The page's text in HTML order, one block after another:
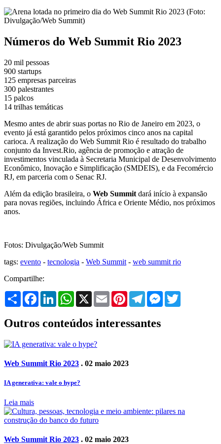
Números do Web Summit Rio 2023
20 mil pessoas
900 startups
125 empresas parceiras
300 palestrantes
15 palcos
14 trilhas temáticas
Mesmo antes de abrir suas portas no Rio de Janeiro em 2023, o
evento já está garantido pelos próximos cinco anos na capital
carioca. A realização do Web Summit Rio é resultado do trabalho
conjunto da Invest.Rio, agência de promoção e atração de
investimentos vinculada à Secretaria Municipal de Desenvolvimento
Econômico, Inovação e Simplificação (SMDEIS), e da Fecomércio
RJ, em parceria com o Senac RJ.
Além da edição brasileira, o Web Summit dará início à expansão
para novas regiões, incluindo África e Oriente Médio, nos próximos
anos.
Fotos: Divulgação/Web Summit
tags: evento - tecnologia - Web Summit - web summit rio
Compartilhe:
Share FacebookLinkedInWhatsApp
X Email PinterestTelegramMessenger
Outros conteúdos interessantes
Web Summit Rio 2023 . 02 maio 2023
IA generativa: vale o hype?
Leia mais
Web Summit Rio 2023 . 02 maio 2023